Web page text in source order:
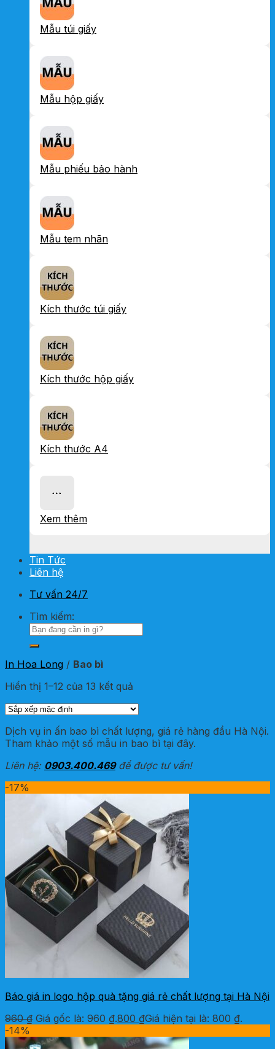
Mẫu túi giấy
Mẫu hộp giấy
Mẫu phiếu bảo hành
Mẫu tem nhãn
Kích thước túi giấy
Kích thước hộp giấy
Kích thước A4
Xem thêm
Tin Tức
Liên hệ
Tư vấn 24/7
Tìm kiếm:
In Hoa Long / Bao bì
Hiển thị 1–12 của 13 kết quả
Dịch vụ in ấn bao bì chất lượng, giá rẻ hàng đầu Hà Nội.
Tham khảo một số mẫu in bao bì tại đây.
Liên hệ: 0903.400.469để được tư vấn!
-17%
Báo giá in logo hộp quà tặng giá rẻ chất lượng tại Hà Nội
960₫ Giá gốc là: 960 ₫.800 ₫Giá hiện tại là: 800 ₫.
-14%